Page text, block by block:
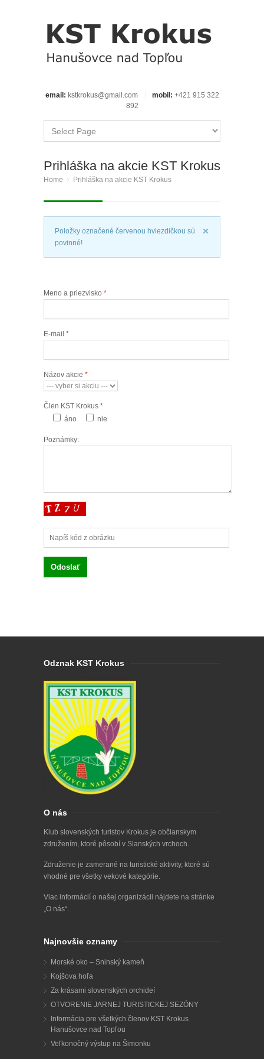
email: kstkrokus@gmail.com mobil: +421 915 322
892
Prihláška na akcie KST Krokus
Home Prihláška na akcie KST Krokus
Položky označené červenou hviezdičkou sú
povinné!
Meno a priezvisko *
E-mail *
Názov akcie *
Člen KST Krokus *
áno
nie
Poznámky:
Odznak KST Krokus
O nás
Klub slovenských turistov Krokus je občianskym
združením, ktoré pôsobí v Slanských vrchoch.
Združenie je zamerané na turistické aktivity, ktoré sú
vhodné pre všetky vekové kategórie.
Viac informácií o našej organizácii nájdete na stránke
„O nás“.
Najnovšie oznamy
Morské oko – Sninský kameň
Kojšova hoľa
Za krásami slovenských orchideí
OTVORENIE JARNEJ TURISTICKEJ SEZÓNY
Informácia pre všetkých členov KST Krokus
Hanušovce nad Topľou
Veľkonočný výstup na Šimonku